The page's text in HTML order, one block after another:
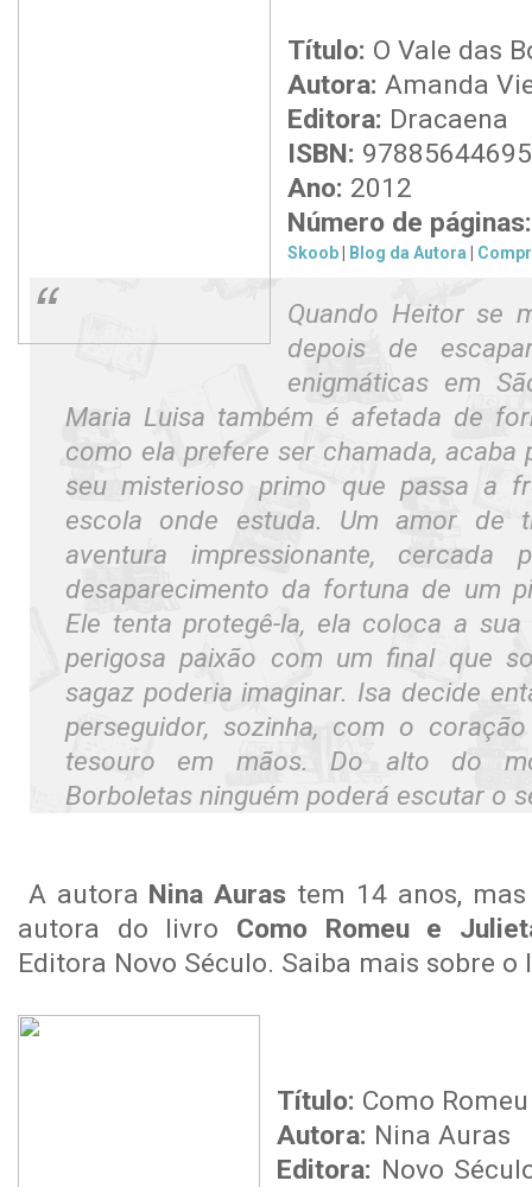
Título: O Vale das
Autora: Amanda
Editora: Dracaena
ISBN:
Ano: 2012
Número de páginas:
Skoob Blog da Autora
Quando Heitor se
depois de
enigmáticas em
Maria Luisa também é afetada de
como ela prefere ser chamada, acaba
seu misterioso primo que passa a
escola onde estuda. Um amor de
aventura impressionante, cercada
desaparecimento da fortuna de um
Ele tenta protegê-la, ela coloca a
perigosa paixão com um final que
sagaz poderia imaginar. Isa decide
perseguidor, sozinha, com o
tesouro em mãos. Do alto do
Borboletas ninguém poderá escutar o
A autora Nina Auras tem 14 anos,
autora do livro Como Romeu e
Editora Novo Século. Saiba mais sobre o
Título: Como
Autora: Nina Auras
Editora: Novo